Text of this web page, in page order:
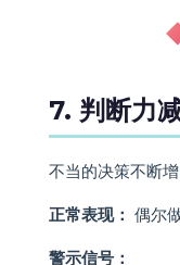
7. 判断力
不当的决策不断
正常表现： 偶尔
警示信号：